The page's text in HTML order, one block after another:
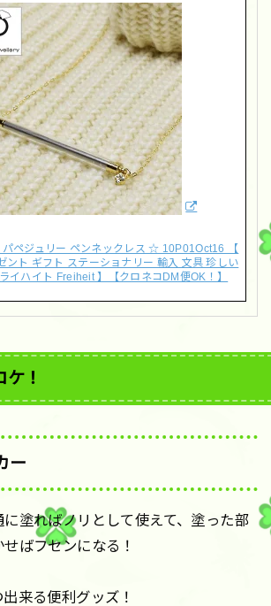
ペジュリー ペンネックレス ☆ 10P01Oct16 【
ント ギフト ステーショナリー 輸入 文具 珍しい
イハイト Freiheit 】【クロネコDM便OK！】
！
ー
に塗ればノリとして使えて、塗った部
ばフセンになる！
来る便利グッズ！